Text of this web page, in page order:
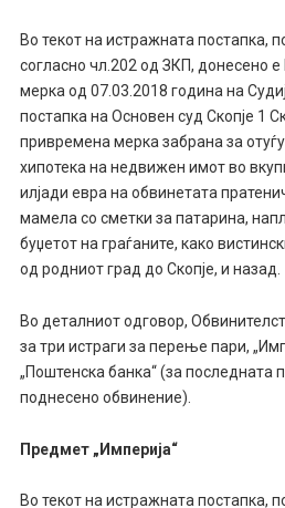
Во текот на истражната постапка,
согласно чл.202 од ЗКП, донесено
мерка од 07.03.2018 година на
постапка на Основен суд Скопје 1
привремена мерка забрана за
хипотека на недвижен имот во
илјади евра на обвинетата
мамела со сметки за патарина,
буџетот на граѓаните, како
од родниот град до Скопје, и назад.
Во деталниот одговор,
за три истраги за перење пари,
„Поштенска банка“ (за последната
поднесено обвинение).
Предмет „Империја“
Во текот на истражната постапка,